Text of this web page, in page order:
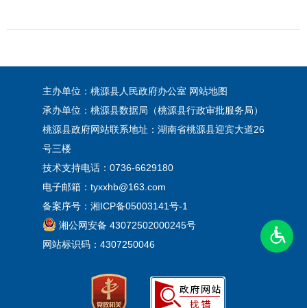
主办单位：桃源县人民政府办公室 网站地图
承办单位：桃源县数据局（桃源县行政审批服务局）
桃源县政府网站联系地址：湖南省桃源县迎宾大道26
号三楼
技术支持电话：0736-6629180
电子邮箱：tyxxhb@163.com
备案序号： 湘ICP备05003141号-1
湘公网安备 43072502000245号
网站标识码：4307250046